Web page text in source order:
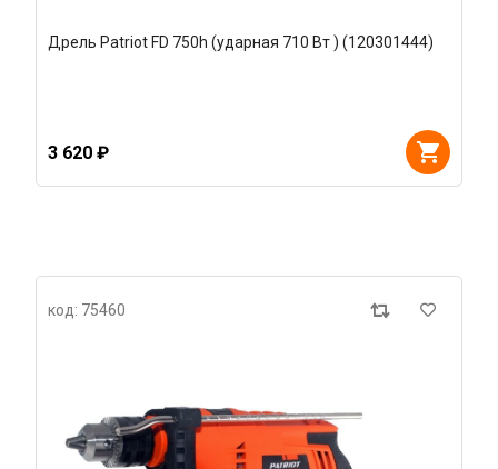
Дрель Patriot FD 750h (ударная 710 Вт ) (120301444)
3 620 ₽
код: 75460